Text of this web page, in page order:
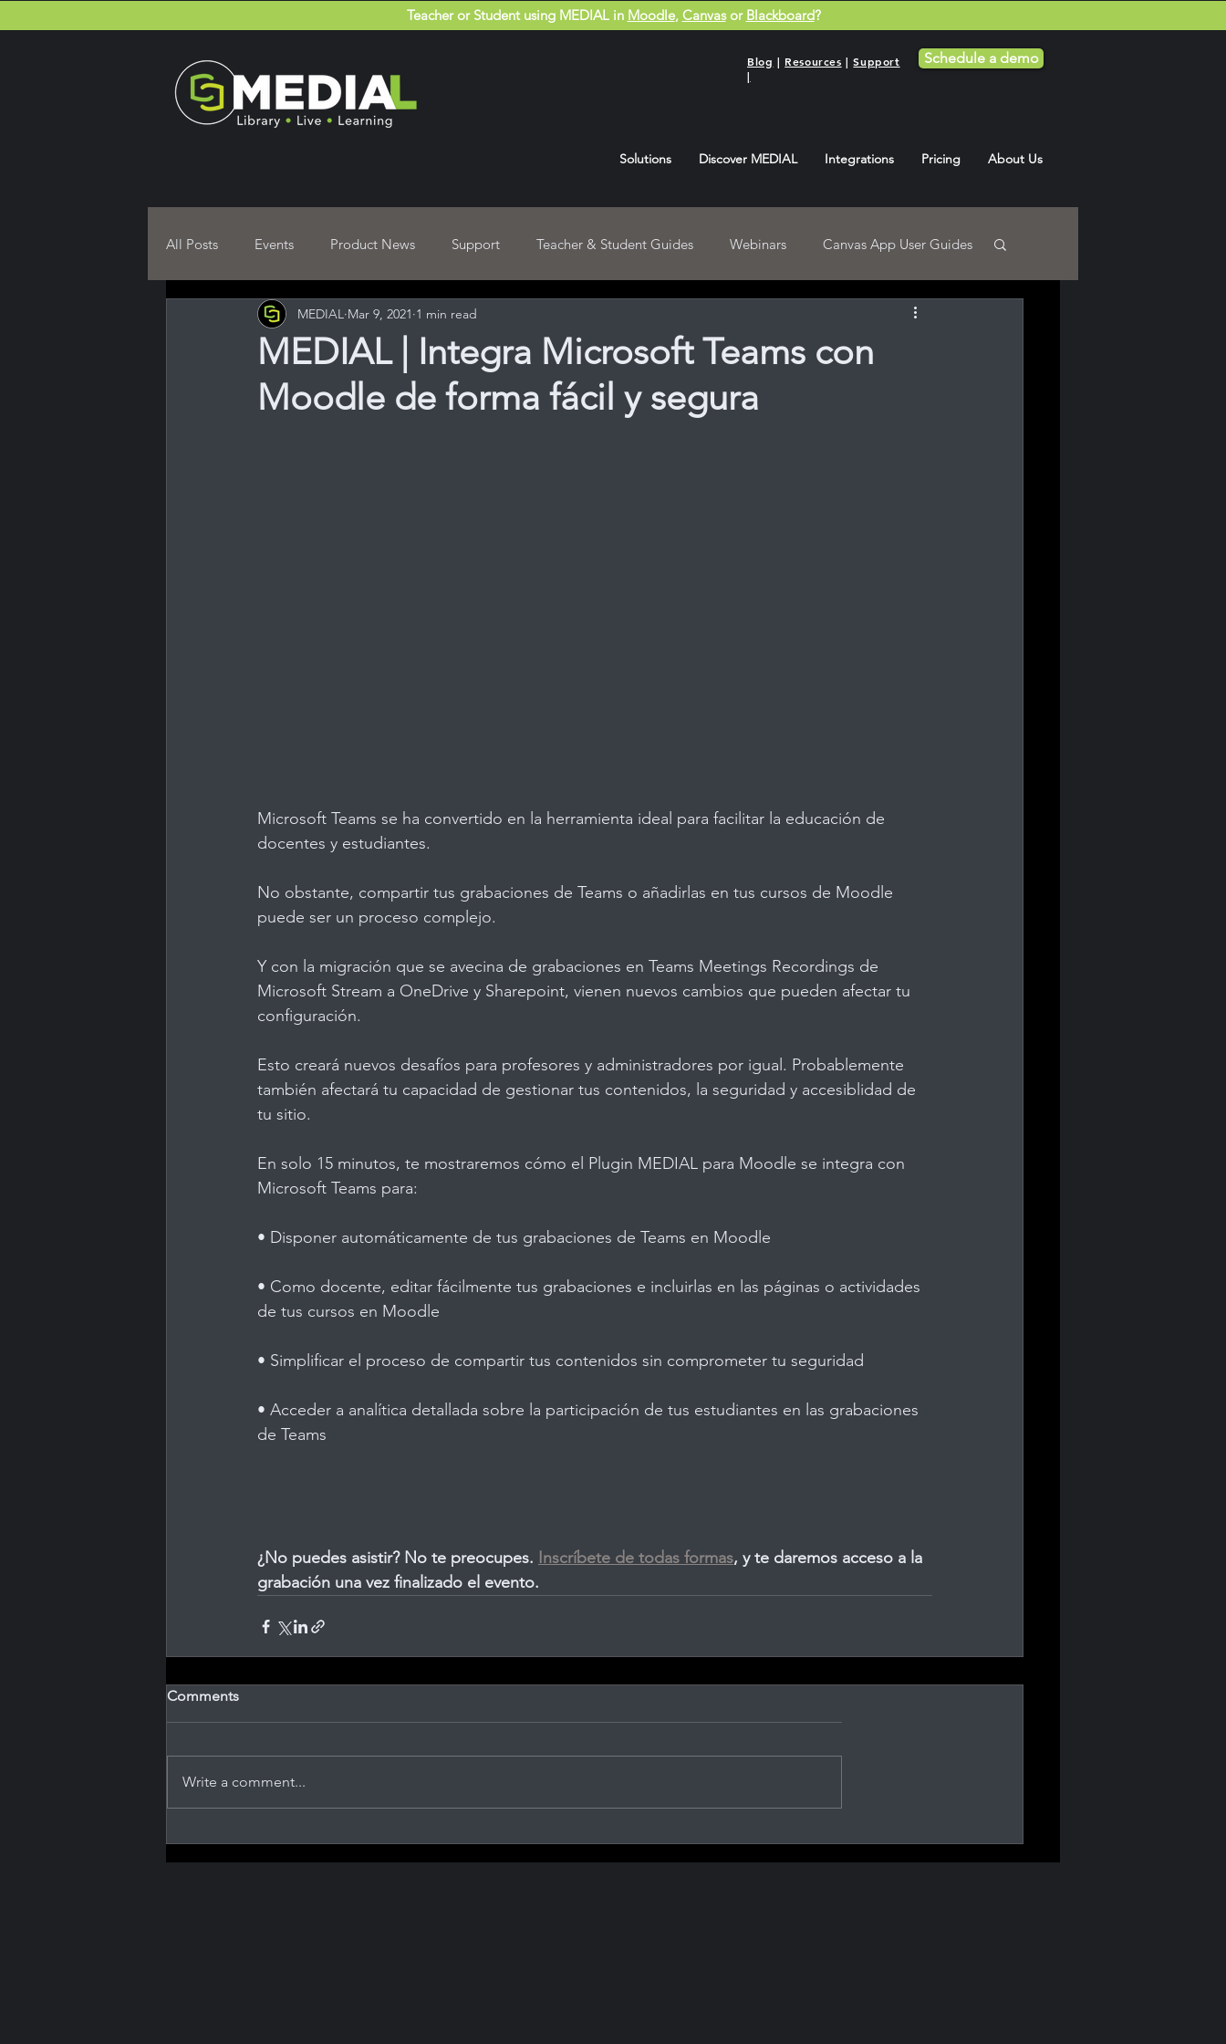
Teacher or Student using MEDIAL in Moodle, Canvasor Blackboard?
Blog | Resources |Support
|
Solutions Discover MEDIAL Integrations Pricing About Us
Schedule a demo
All Posts Events Product News Support Teacher & Student Guides Webinars Canvas App User Guides
Moodle Plugin User guides Blackboard User Guides
MEDIAL | Integra Microsoft Teams con
Moodle de forma fácil y segura
MEDIAL Mar 9, 2021 1 min read
Microsoft Teams se ha convertido en la herramienta ideal para facilitar la educación de
docentes y estudiantes.
No obstante, compartir tus grabaciones de Teams o añadirlas en tus cursos de Moodle
puede ser un proceso complejo.
Y con la migración que se avecina de grabaciones en Teams Meetings Recordings de
Microsoft Stream a OneDrive y Sharepoint, vienen nuevos cambios que pueden afectar tu
configuración.
Esto creará nuevos desafíos para profesores y administradores por igual. Probablemente
también afectará tu capacidad de gestionar tus contenidos, la seguridad y accesiblidad de
tu sitio.
En solo 15 minutos, te mostraremos cómo el Plugin MEDIAL para Moodle se integra con
Microsoft Teams para:
• Disponer automáticamente de tus grabaciones de Teams en Moodle
• Como docente, editar fácilmente tus grabaciones e incluirlas en las páginas o actividades
de tus cursos en Moodle
• Simplificar el proceso de compartir tus contenidos sin comprometer tu seguridad
• Acceder a analítica detallada sobre la participación de tus estudiantes en las grabaciones
de Teams
¿No puedes asistir? No te preocupes. Inscríbete de todas formas, y te daremos acceso a la
grabación una vez finalizado el evento.
Comments
Write a comment...